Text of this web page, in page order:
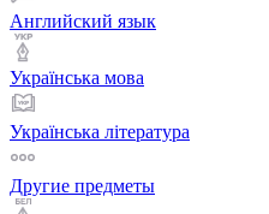
Английский язык
Українська мова
Українська література
Другие предметы